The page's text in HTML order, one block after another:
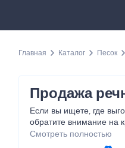
Главная Каталог Песок
Продажа
Если вы ищете, где
обратите внимание на
материалов –
Мы реализуем
Смотреть полностью